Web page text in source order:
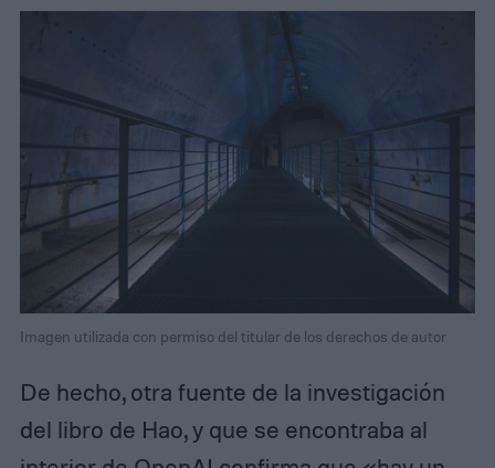
Imagen utilizada con permiso del titular de los derechos de autor
De hecho, otra fuente de la investigación
del libro de Hao, y que se encontraba al